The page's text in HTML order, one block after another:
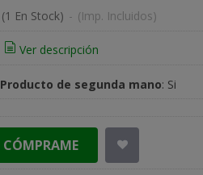
(1 En Stock) - (Imp. Incluidos)
Ver descripción
Producto de segunda mano: Si
CÓMPRAME